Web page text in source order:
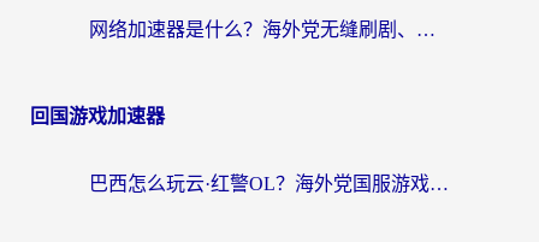
网络加速器是什么？海外党无缝刷剧、看NBA的实用指南
回国游戏加速器
巴西怎么玩云·红警OL？海外党国服游戏加速终极攻略（附非洲逆水寒&天下山海低延迟技巧）